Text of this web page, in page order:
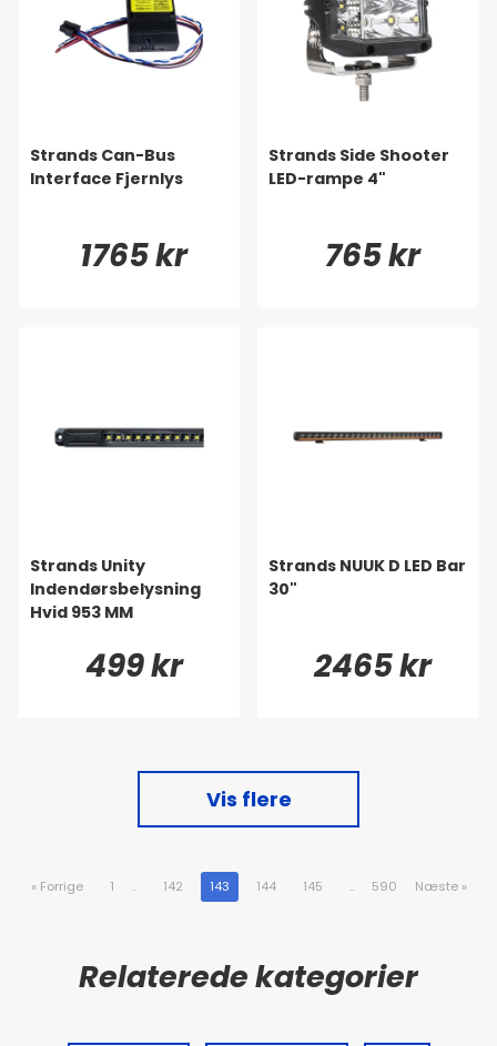
Strands Can-Bus
Interface Fjernlys
1765 kr
Strands Side Shooter
LED-rampe 4"
765 kr
Strands Unity
Indendørsbelysning
Hvid 953 MM
499 kr
Strands NUUK D LED Bar
30"
2465 kr
Vis flere
« Forrige 1 .. 142 143 144 145 .. 590 Næste »